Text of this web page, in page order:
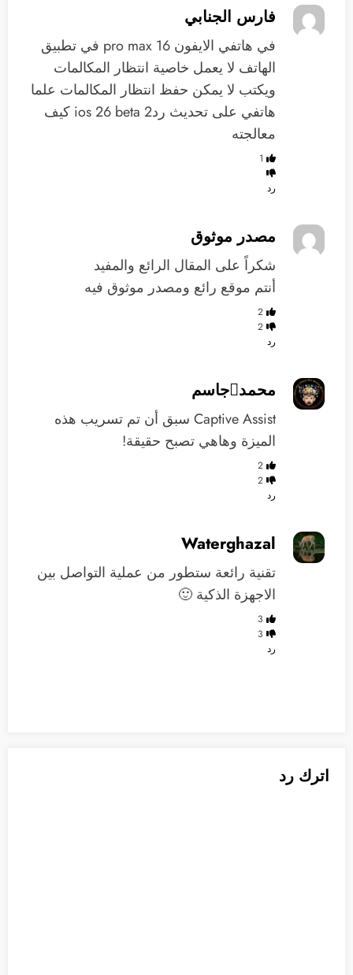
فارس الجنابي
في هاتفي الايفون 16 pro max في تطبيق
الهاتف لا يعمل خاصية انتظار المكالمات
ويكتب لا يمكن حفظ انتظار المكالمات علما
هاتفي على تحديث ردios 26 beta 2 كيف
معالجته
1
رد
مصدر موثوق
شكراً على المقال الرائع والمفيد
أنتم موقع رائع ومصدر موثوق فيه
2
2
رد
محمدجاسم
Captive Assist سبق أن تم تسريب هذه
الميزة وهاهي تصبح حقيقة!
2
2
رد
Waterghazal
تقنية رائعة ستطور من عملية التواصل بين
الاجهزة الذكية 🙂
3
3
رد
اترك رد